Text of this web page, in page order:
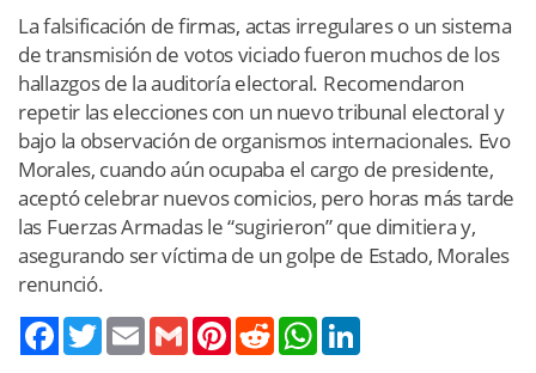
La falsificación de firmas, actas irregulares o un sistema
de transmisión de votos viciado fueron muchos de los
hallazgos de la auditoría electoral. Recomendaron
repetir las elecciones con un nuevo tribunal electoral y
bajo la observación de organismos internacionales. Evo
Morales, cuando aún ocupaba el cargo de presidente,
aceptó celebrar nuevos comicios, pero horas más tarde
las Fuerzas Armadas le “sugirieron” que dimitiera y,
asegurando ser víctima de un golpe de Estado, Morales
renunció.
TwitterEmail Gmail PinterestReddit WhatsApp